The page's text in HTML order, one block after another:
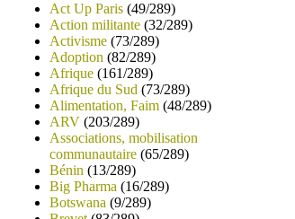
Act Up Paris (49/289)
Action militante (32/289)
Activisme (73/289)
Adoption (82/289)
Afrique (161/289)
Afrique du Sud (73/289)
Alimentation, Faim (48/289)
ARV (203/289)
Associations, mobilisation
communautaire (65/289)
Bénin (13/289)
Big Pharma (16/289)
Botswana (9/289)